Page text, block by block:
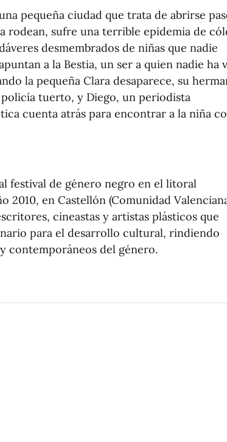
pequeña ciudad que trata de abrirse
rodean, sufre una terrible epidemia de
desmembrados de niñas que nadie
a la Bestia, un ser a quien nadie ha
la pequeña Clara desaparece, su
tuerto, y Diego, un periodista
cuenta atrás para encontrar a la niña
festival de género negro en el litoral
2010, en Castellón (Comunidad
cineastas y artistas plásticos que
para el desarrollo cultural, rindiendo
contemporáneos del género.